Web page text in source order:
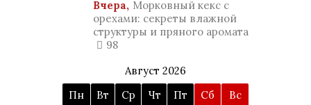
Вчера, Морковный кекс с
орехами: секреты влажной
структуры и пряного аромата
98
Август 2026
Пн
Вт Ср Чт Пт Сб
Вс